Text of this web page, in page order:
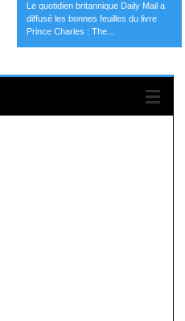
Le quotidien britannique Daily Mail a
diffusé les bonnes feuilles du livre
Prince Charles : The...